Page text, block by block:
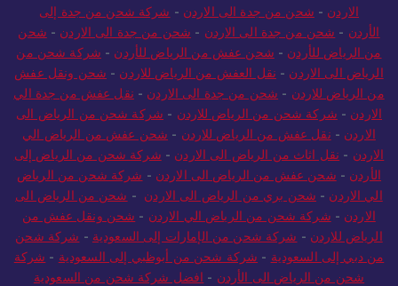
الاردن - شحن من جدة الى الاردن - شركة شحن من جدة إلى
الأردن - شحن من جدة الى الاردن - شحن من جدة الى الاردن - شحن
من الرياض للأردن - شحن عفش من الرياض للأردن - شركة شحن من
الرياض الى الاردن - نقل العفش من الرياض للاردن - شحن ونقل عفش
من الرياض للاردن - شحن من جدة الى الاردن - نقل عفش من جدة الي
الاردن - شركة شحن من الرياض للاردن - شركة شحن من الرياض الى
الاردن - نقل عفش من الرياض للاردن - شحن عفش من الرياض الي
الاردن - نقل اثاث من الرياض الى الاردن - شركة شحن من الرياض إلى
الأردن - شحن عفش من الرياض الى الاردن - شركة شحن من الرياض
الي الاردن - شحن بري من الرياض الى الاردن - شحن من الرياض الى
الاردن - شركة شحن من الرياض الي الاردن - شحن ونقل عفش من
الرياض للاردن - شركة شحن من الإمارات إلى السعودية - شركة شحن
من دبي إلى السعودية - شركة شحن من أبوظبي إلى السعودية - شركة
شحن من الرياض الى الأردن - افضل شركة شحن من السعودية